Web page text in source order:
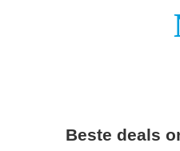
Beste deals